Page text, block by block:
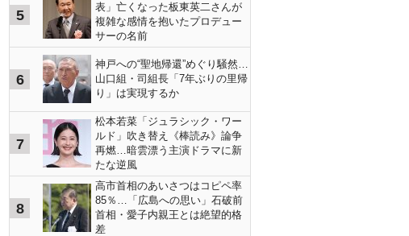
5
表」亡くなった板東英二さんが
複雑な感情を抱いたプロデュー
サーの名前
6
神戸への“聖地帰還”めぐり騒然…
山口組・司組長「7年ぶりの里帰
り」は実現するか
7
松本若菜「ジュラシック・ワー
ルド」吹き替え《棒読み》論争
再燃…暗雲漂う主演ドラマに新
たな逆風
8
高市首相のあいさつはコピペ率
85％…「広島への思い」石破前
首相・愛子内親王とは絶望的格
差